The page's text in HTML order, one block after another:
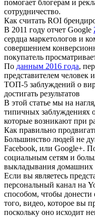
помогает блогерам и
сотрудничество.
Как считать ROI
В 2011 году отчет Google
сердца маркетологов и
совершением
покупатель
По данным 2016 года,
представителем человек
ТОП-5 заблуждений о
достигать результатов
В этой статье мы на
типичных заблуждениях
которые возникают при
Как правильно
Большинство людей не
Facebook, или Google+.
социальным сетям и
выкладывания домашних
Если вы являетесь
персональный канал на
способом, чтобы донести
того, видео, которое вы
поскольку оно исходит